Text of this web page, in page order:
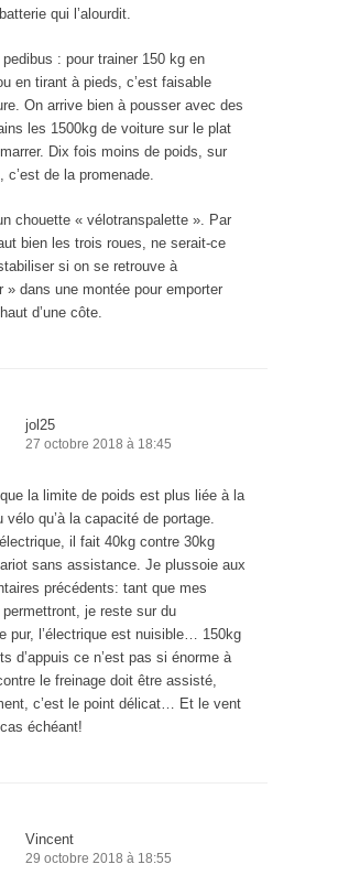
qui l’alourdit.
: pour trainer 150 kg en
en tirant à pieds, c’est faisable
On arrive bien à pousser avec des
les 1500kg de voiture sur le plat
Dix fois moins de poids, sur
c’est de la promenade.
chouette « vélotranspalette ». Par
bien les trois roues, ne serait-ce
si on se retrouve à
» dans une montée pour emporter
d’une côte.
jol25
27 octobre 2018 à 18:45
la limite de poids est plus liée à la
vélo qu’à la capacité de portage.
il fait 40kg contre 30kg
sans assistance. Je plussoie aux
précédents: tant que mes
je reste sur du
pur, l’électrique est nuisible… 150kg
d’appuis ce n’est pas si énorme à
le freinage doit être assisté,
c’est le point délicat… Et le vent
échéant!
Vincent
29 octobre 2018 à 18:55